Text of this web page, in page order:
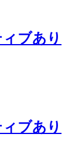
ブあり
ブあり